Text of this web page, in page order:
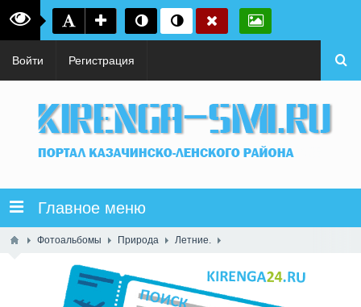
Войти Регистрация
Главное меню
Фотоальбомы Природа Летние.